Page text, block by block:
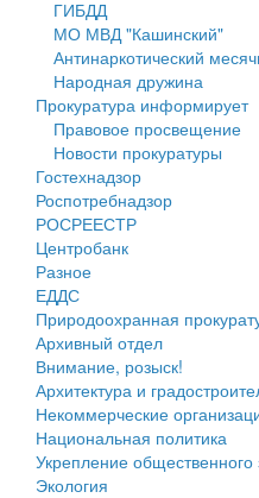
Правила
Генеральные планы
Проекты планировки
Собрание депутатов
Городское поселение
Сельские поселения
ГИБДД
МО МВД "Кашинский"
Антинаркотический
Народная дружина
Прокуратура информирует
Правовое просвещение
Новости прокуратуры
Гостехнадзор
Роспотребнадзор
РОСРЕЕСТР
Центробанк
Разное
ЕДДС
Природоохранная
Архивный отдел
Внимание, розыск!
Архитектура и
Некоммерческие
Национальная политика
Укрепление общественного
Экология